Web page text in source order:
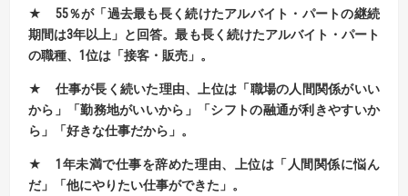
★ 55％が「過去最も長く続けたアルバイト・パートの継続
期間は3年以上」と回答。最も長く続けたアルバイト・パート
の職種、 1位は「接客・販売」。
★ 仕事が長く続いた理由、上位は「職場の人間関係がいい
から」「勤務地がいいから」
「シフトの融通が利きやすいか
ら」「好きな仕事だから」。
★ 1年未満で仕事を辞めた理由、上位は「人間関係に悩ん
だ」「他にやりたい仕事ができた」。